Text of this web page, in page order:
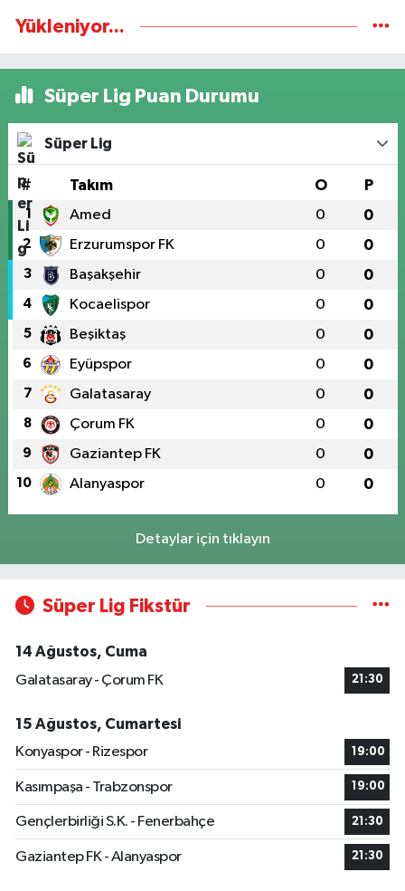
Yükleniyor...
Süper Lig Puan Durumu
Süper Lig
# Takım O P
1 Amed 0 0
2 Erzurumspor FK 0 0
3 Başakşehir 0 0
4 Kocaelispor 0 0
5 Beşiktaş 0 0
6 Eyüpspor 0 0
7 Galatasaray 0 0
8 Çorum FK 0 0
9 Gaziantep FK 0 0
10 Alanyaspor 0 0
Detaylar için tıklayın
Süper Lig Fikstür
14 Ağustos, Cuma
Galatasaray - Çorum FK
21:30
15 Ağustos, Cumartesi
Konyaspor - Rizespor
19:00
Kasımpaşa - Trabzonspor 19:00
Gençlerbirliği S.K. - Fenerbahçe 21:30
Gaziantep FK - Alanyaspor 21:30